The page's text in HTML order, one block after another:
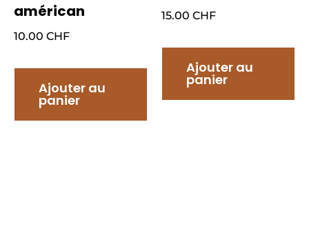
américan
10.00 CHF
Ajouter au
panier
15.00 CHF
Ajouter au
panier